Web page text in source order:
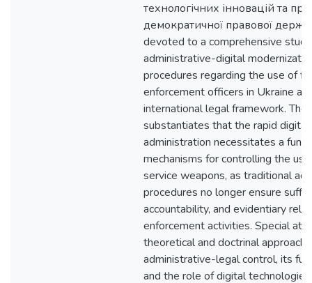
технологічних інновацій та
демократичної правової
devoted to a comprehensive
administrative-digital
procedures regarding the use of
enforcement officers in Ukraine
international legal framework. The
substantiates that the rapid
administration necessitates a
mechanisms for controlling the
service weapons, as traditional
procedures no longer ensure
accountability, and evidentiary
enforcement activities. Special
theoretical and doctrinal
administrative-legal control, its
and the role of digital